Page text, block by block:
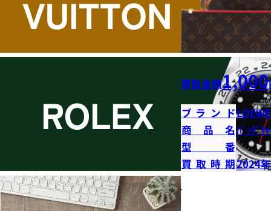
買取金額1,000
ブランドLOEWE
商品名ﾊﾞｯｸﾞﾁ
型番
買取時期2024